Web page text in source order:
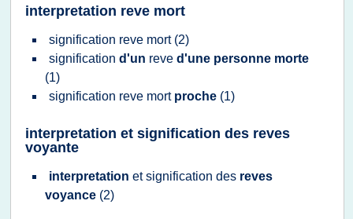
interpretation reve mort
signification reve mort (2)
signification d'un reve d'une personne morte
(1)
signification reve mort proche (1)
interpretation et signification des reves
voyante
interpretation etsignification des reves
voyance (2)